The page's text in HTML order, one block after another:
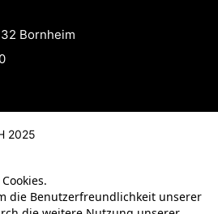
Bornheim
2025
die Benutzerfreundlichkeit unserer